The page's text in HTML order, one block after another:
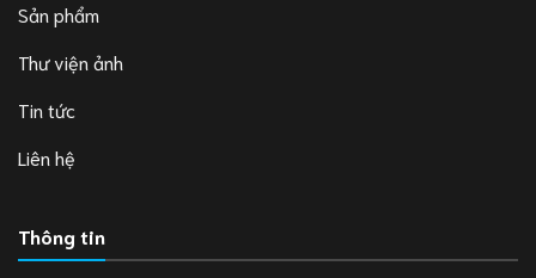
Sản phẩm
Thư viện ảnh
Tin tức
Liên hệ
Thông tin